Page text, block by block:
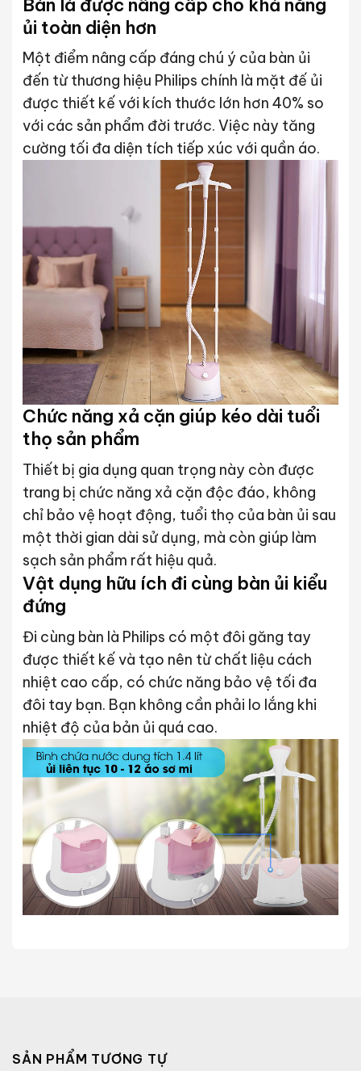
ủi toàn diện hơn
Một điểm nâng cấp đáng chú ý của bàn ủi
đến từ thương hiệu Philips chính là mặt đế ủi
được thiết kế với kích thước lớn hơn 40% so
với các sản phẩm đời trước. Việc này tăng
cường tối đa diện tích tiếp xúc với quần áo.
Chức năng xả cặn giúp kéo dài tuổi
thọ sản phẩm
Thiết bị gia dụng quan trọng này còn được
trang bị chức năng xả cặn độc đáo, không
chỉ bảo vệ hoạt động, tuổi thọ của bàn ủi sau
một thời gian dài sử dụng, mà còn giúp làm
sạch sản phẩm rất hiệu quả.
Vật dụng hữu ích đi cùng bàn ủi kiểu
đứng
Đi cùng bàn là Philips có một đôi găng tay
được thiết kế và tạo nên từ chất liệu cách
nhiệt cao cấp, có chức năng bảo vệ tối đa
đôi tay bạn. Bạn không cần phải lo lắng khi
nhiệt độ của bản ủi quá cao.
SẢN PHẨM TƯƠNG TỰ